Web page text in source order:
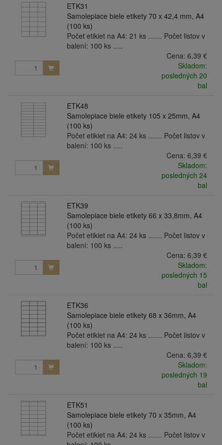
ETK31
Samolepiace biele etikety 70 x 42,4 mm, A4
(100 ks)
Počet etikiet na A4: 21 ks ....... Počet listov v
balení: 100 ks .....
Cena: 6,39 €
Skladom:
posledných 20
bal
ETK48
Samolepiace biele etikety 105 x 25mm, A4
(100 ks)
Počet etikiet na A4: 24 ks ....... Počet listov v
balení: 100 ks .....
Cena: 6,39 €
Skladom:
posledných 24
bal
ETK39
Samolepiace biele etikety 66 x 33,8mm, A4
(100 ks)
Počet etikiet na A4: 24 ks ....... Počet listov v
balení: 100 ks .....
Cena: 6,39 €
Skladom:
posledných 15
bal
ETK36
Samolepiace biele etikety 68 x 36mm, A4
(100 ks)
Počet etikiet na A4: 24 ks ....... Počet listov v
balení: 100 ks .....
Cena: 6,39 €
Skladom:
posledných 19
bal
ETK51
Samolepiace biele etikety 70 x 35mm, A4
(100 ks)
Počet etikiet na A4: 24 ks ....... Počet listov v